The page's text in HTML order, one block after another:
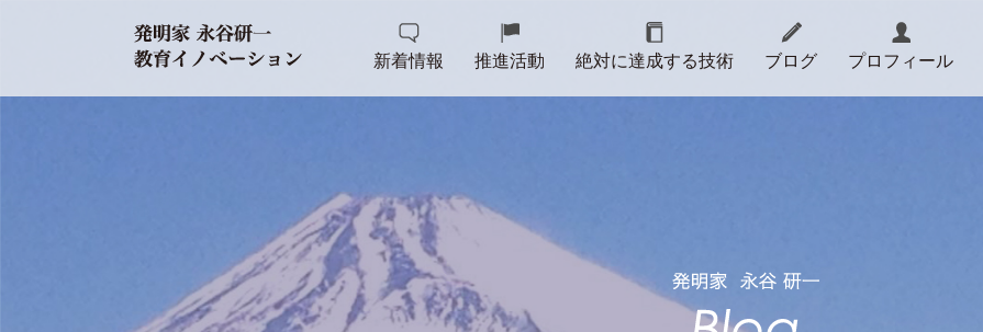
新着情報 推進活動 絶対に達成する技術 ブログ プロフィール